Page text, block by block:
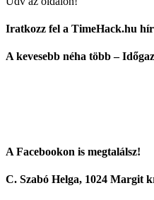
Iratkozz fel a TimeHack.hu
A kevesebb néha több –
A Facebookon is megtalálsz!
C. Szabó Helga, 1024 Margit